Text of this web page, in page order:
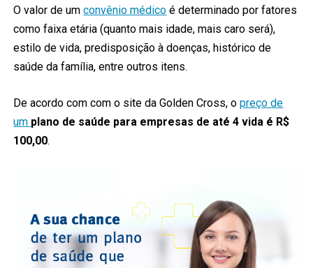
O valor de umconvênio médico é determinado por fatores
como faixa etária (quanto mais idade, mais caro será),
estilo de vida, predisposição à doenças, histórico de
saúde da família, entre outros itens.
De acordo com com o site da Golden Cross, opreço de
um plano de saúde para empresas de até 4 vida é R$
100,00.